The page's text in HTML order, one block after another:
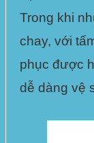
Trong khi
chay, với
phục được
dễ dàng vệ